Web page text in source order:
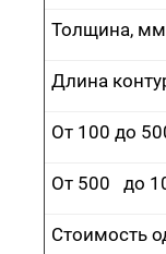
Толщина, мм